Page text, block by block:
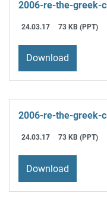
2006-re-the-greek-
24.03.17 73 KB (PPT)
Download
2006-re-the-greek-
24.03.17 73 KB (PPT)
Download